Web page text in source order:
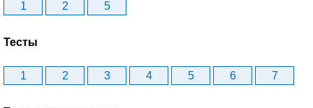
1 2 5
Тесты
1 2 3 4 5 6 7